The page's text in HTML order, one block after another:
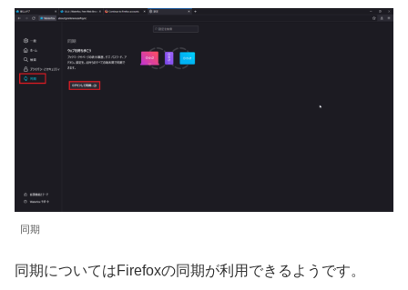
同期
同期についてはFirefoxの同期が利用できるようです。